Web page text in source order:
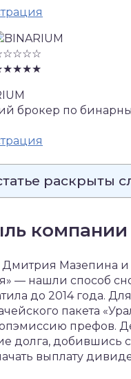
брокер по
раскрыты
Дмитрия Мазепина
— нашли способ
до 2014 года.
пакета
префов.
долга, добившись
выплату